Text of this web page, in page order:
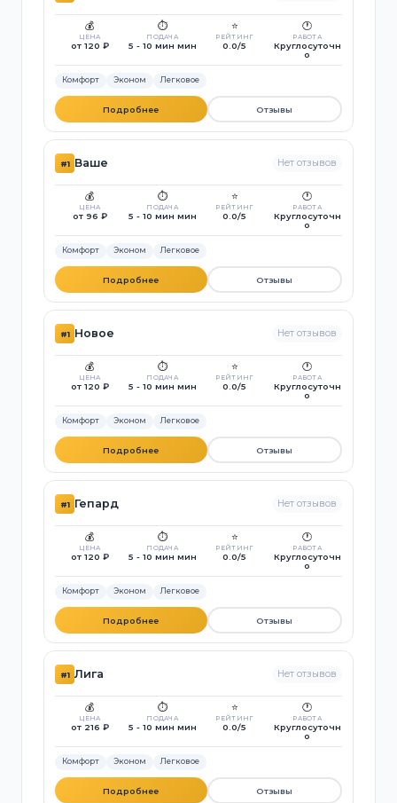
💰
ЦЕНА
от 120 ₽
⏱️
ПОДАЧА
5 - 10 мин мин
⭐
РЕЙТИНГ
0.0/5
🕐
РАБОТА
Круглосуточн
о
Комфорт Эконом Легковое
Подробнее Отзывы
#1 Ваше Нет отзывов
💰
ЦЕНА
от 96 ₽
⏱️
ПОДАЧА
5 - 10 мин мин
⭐
РЕЙТИНГ
0.0/5
🕐
РАБОТА
Круглосуточн
о
Комфорт Эконом Легковое
Подробнее Отзывы
#1 Новое Нет отзывов
💰
ЦЕНА
от 120 ₽
⏱️
ПОДАЧА
5 - 10 мин мин
⭐
РЕЙТИНГ
0.0/5
🕐
РАБОТА
Круглосуточн
о
Комфорт Эконом Легковое
Подробнее Отзывы
#1 Гепард Нет отзывов
💰
ЦЕНА
от 120 ₽
⏱️
ПОДАЧА
5 - 10 мин мин
⭐
РЕЙТИНГ
0.0/5
🕐
РАБОТА
Круглосуточн
о
Комфорт Эконом Легковое
Подробнее Отзывы
#1 Лига Нет отзывов
💰
ЦЕНА
от 216 ₽
⏱️
ПОДАЧА
5 - 10 мин мин
⭐
РЕЙТИНГ
0.0/5
🕐
РАБОТА
Круглосуточн
о
Комфорт Эконом Легковое
Подробнее Отзывы